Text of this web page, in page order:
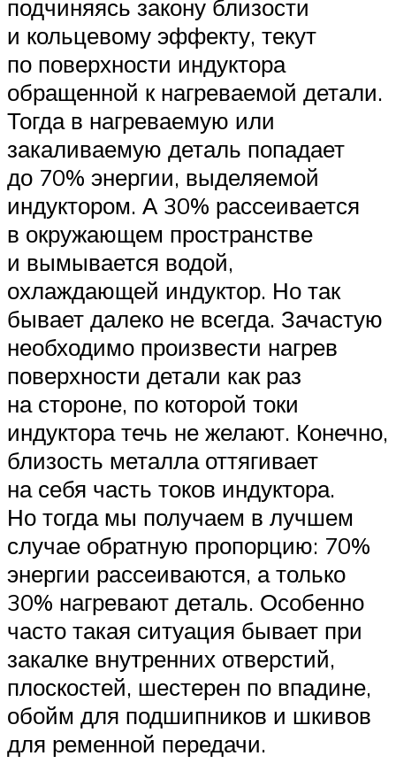
подчиняясь закону близости
и кольцевому эффекту, текут
по поверхности индуктора
обращенной к нагреваемой детали.
Тогда в нагреваемую или
закаливаемую деталь попадает
до 70% энергии, выделяемой
индуктором. А 30% рассеивается
в окружающем пространстве
и вымывается водой,
охлаждающей индуктор. Но так
бывает далеко не всегда. Зачастую
необходимо произвести нагрев
поверхности детали как раз
на стороне, по которой токи
индуктора течь не желают. Конечно,
близость металла оттягивает
на себя часть токов индуктора.
Но тогда мы получаем в лучшем
случае обратную пропорцию: 70%
энергии рассеиваются, а только
30% нагревают деталь. Особенно
часто такая ситуация бывает при
закалке внутренних отверстий,
плоскостей, шестерен по впадине,
обойм для подшипников и шкивов
для ременной передачи.